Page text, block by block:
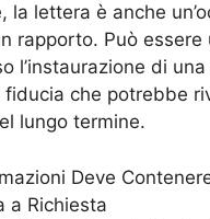
la lettera è anche
rapporto. Può essere
l’instaurazione di
fiducia che potrebbe
lungo termine.
Deve
a Richiesta